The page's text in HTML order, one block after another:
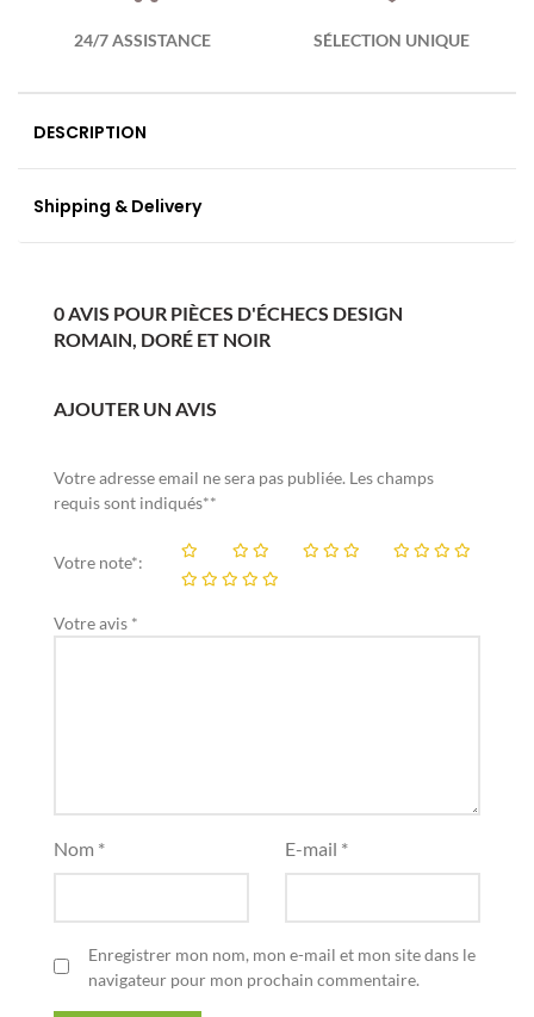
24/7 ASSISTANCE SÉLECTION UNIQUE
DESCRIPTION
Shipping & Delivery
0 AVIS POUR PIÈCES D'ÉCHECS DESIGN
ROMAIN, DORÉ ET NOIR
AJOUTER UN AVIS
Votre adresse email ne sera pas publiée. Les champs
requis sont indiqués**
Votre note*:
Votre avis *
Nom * E-mail *
Enregistrer mon nom, mon e-mail et mon site dans le
navigateur pour mon prochain commentaire.